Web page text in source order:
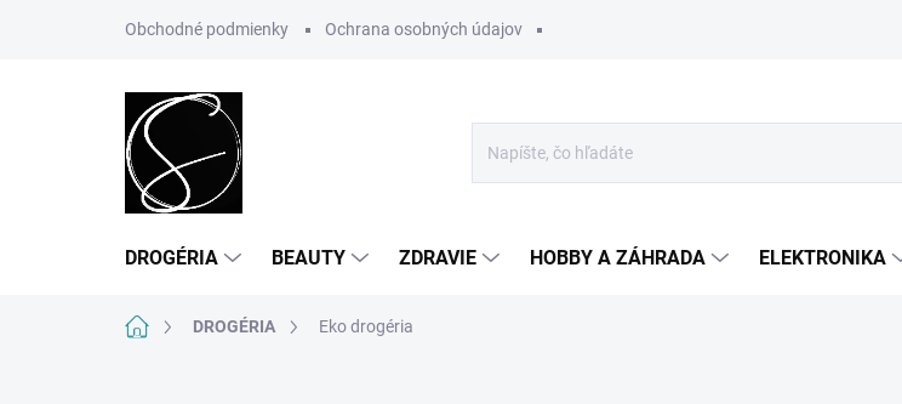
Obchodné podmienky Ochrana osobných údajov
DROGÉRIA BEAUTY ZDRAVIE HOBBY A ZÁHRADA ELEKTRONIKA
DomovDROGÉRIA Eko drogéria